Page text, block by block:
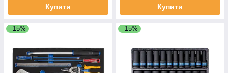
Купити Купити
–15% –15%